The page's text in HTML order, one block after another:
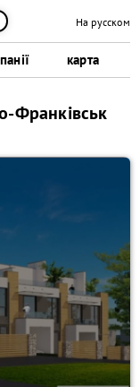
карта
На русском
Франківськ